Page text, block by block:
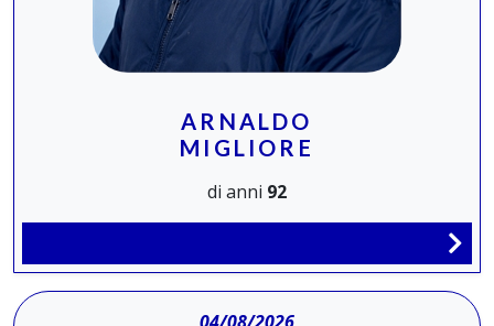
ARNALDO
MIGLIORE
di anni 92